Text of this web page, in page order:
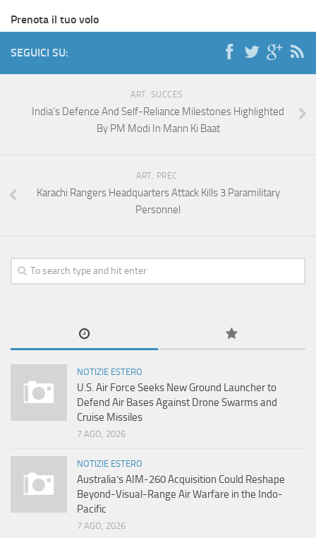
Prenota il tuo volo
SEGUICI SU:
ART. SUCCES.
India’s Defence And Self-Reliance Milestones Highlighted
By PM Modi In Mann Ki Baat
ART. PREC.
Karachi Rangers Headquarters Attack Kills 3 Paramilitary
Personnel
NOTIZIE ESTERO
U.S. Air Force Seeks New Ground Launcher to
Defend Air Bases Against Drone Swarms and
Cruise Missiles
7 AGO, 2026
NOTIZIE ESTERO
Australia’s AIM-260 Acquisition Could Reshape
Beyond-Visual-Range Air Warfare in the Indo-
Pacific
7 AGO, 2026